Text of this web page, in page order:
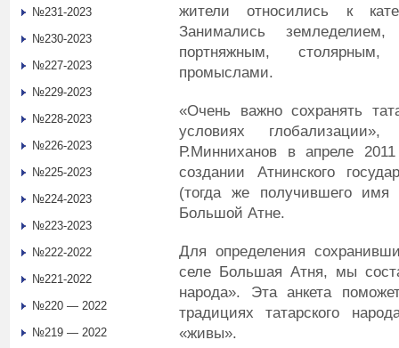
жители относились к
Занимались
портняжным,
промыслами.
«Очень важно сохранять
условиях
Р.Минниханов в апреле
создании Атнинского
(тогда же получившего
Большой Атне.
Для определения
селе Большая Атня, мы
народа». Эта анкета
традициях татарского
«живы».
№231-2023
№230-2023
№227-2023
№229-2023
№228-2023
№226-2023
№225-2023
№224-2023
№223-2023
№222-2022
№221-2022
№220 — 2022
№219 — 2022